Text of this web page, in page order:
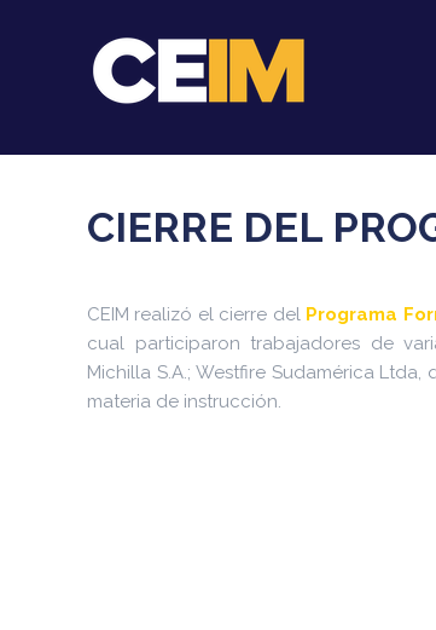
CIERRE DEL
CEIM realizó el cierre del Programa
cual participaron trabajadores de
Michilla S.A.; Westfire Sudamérica
materia de instrucción.